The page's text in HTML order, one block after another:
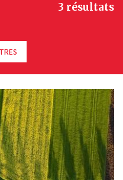
3 résultats